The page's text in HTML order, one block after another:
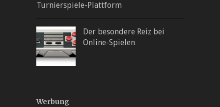
Turnierspiele-Plattform
Der besondere Reiz bei
Online-Spielen
Werbung